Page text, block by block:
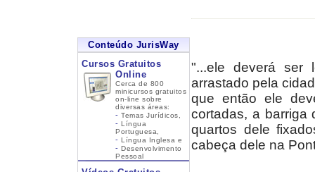
Conteúdo JurisWay
Cursos Gratuitos
Online
Cerca de 800
minicursos gratuitos
on-line sobre
diversas áreas:
- Temas Jurídicos,
- Língua
Portuguesa,
- Língua Inglesa e
- Desenvolvimento
Pessoal
"...ele deverá
arrastado pela
que então ele
cortadas, a barriga
quartos dele
cabeça dele na